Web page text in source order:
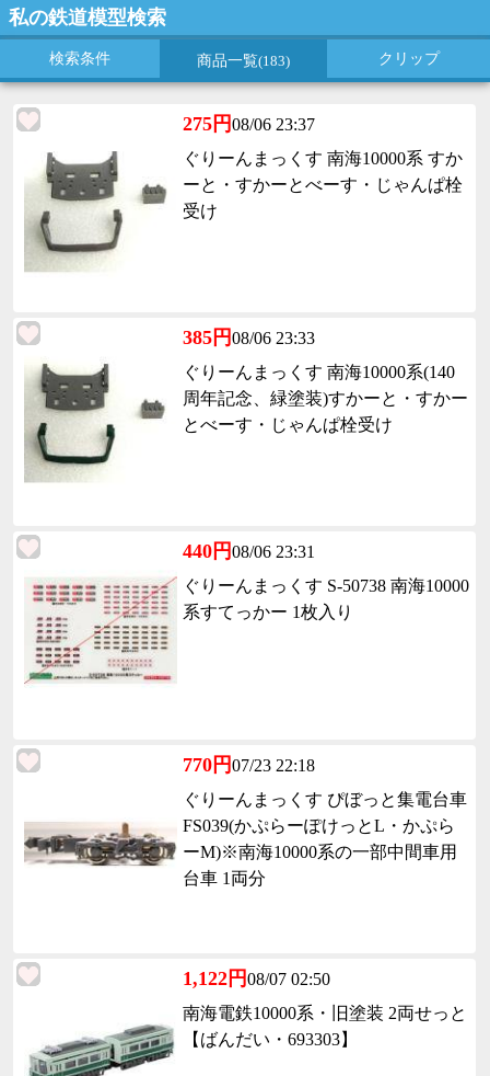
私の鉄道模型検索
検索条件 商品一覧(183) クリップ
275円08/06 23:37
ぐりーんまっくす 南海10000系 すか
ーと・すかーとべーす・じゃんぱ栓
受け
385円08/06 23:33
ぐりーんまっくす 南海10000系(140
周年記念、緑塗装)すかーと・すかー
とべーす・じゃんぱ栓受け
440円08/06 23:31
ぐりーんまっくす S-50738 南海10000
系すてっかー 1枚入り
770円07/23 22:18
ぐりーんまっくす ぴぼっと集電台車
FS039(かぷらーぽけっとL・かぷら
ーM)※南海10000系の一部中間車用
台車 1両分
1,122円08/07 02:50
南海電鉄10000系・旧塗装 2両せっと
【ばんだい・693303】